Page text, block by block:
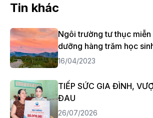
Tin khác
Ngôi trường tư thục
dưỡng hàng trăm học
16/04/2023
TIẾP SỨC GIA ĐÌNH,
ĐAU
26/07/2026